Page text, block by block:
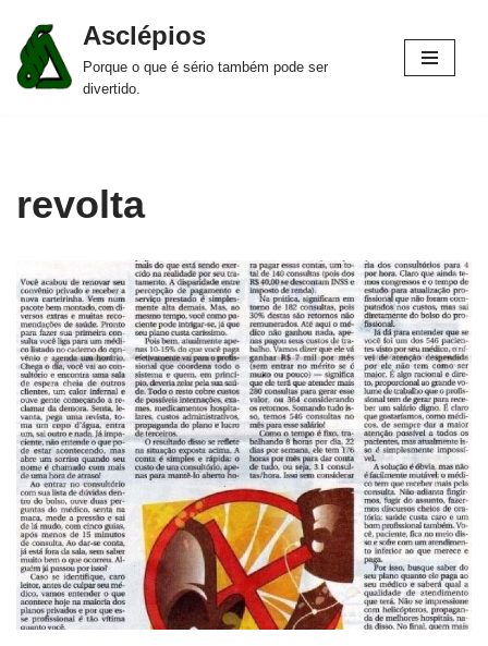
Pular
para
Asclépios
Porque o que é sério também pode ser
divertido.
revolta